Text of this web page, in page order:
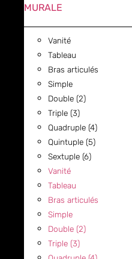
MURALE
Vanité
Tableau
Bras articulés
Simple
Double (2)
Triple (3)
Quadruple (4)
Quintuple (5)
Sextuple (6)
Vanité
Tableau
Bras articulés
Simple
Double (2)
Triple (3)